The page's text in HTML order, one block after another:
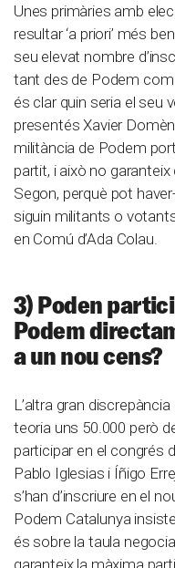
Unes primàries amb
resultar ‘a priori’ més
seu elevat nombre
tant des de Podem com
és clar quin seria el seu
presentés Xavier
militància de Podem
partit, i això no
Segon, perquè pot
siguin militants o votants
en Comú d’Ada Colau.
3) Poden
Podem
a un nou cens?
L’altra gran
teoria uns 50.000 però
participar en el congrés
Pablo Iglesias i Íñigo
s’han d’inscriure en el
Podem Catalunya
és sobre la taula
garanteix la màxima